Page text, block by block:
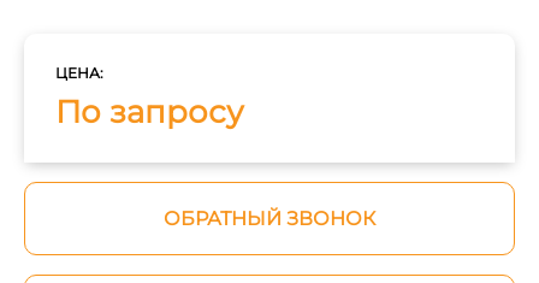
ЦЕНА:
По запросу
ОБРАТНЫЙ ЗВОНОК